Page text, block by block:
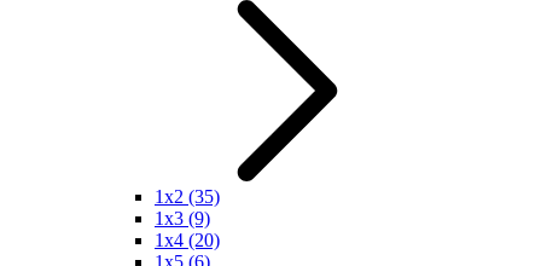
1x2 (35)
1x3 (9)
1x4 (20)
1x5 (6)